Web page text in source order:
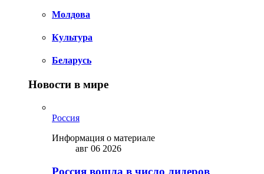
Молдова
Культура
Беларусь
Новости в мире
Россия
Информация о материале
авг 06 2026
Россия вошла в число лидеров